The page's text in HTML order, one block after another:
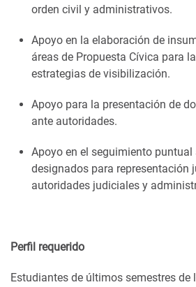
orden civil y administrativos.
Apoyo en la elaboración de
áreas de Propuesta Cívica para
estrategias de visibilización.
Apoyo para la presentación de
ante autoridades.
Apoyo en el seguimiento puntual
designados para representación
autoridades judiciales y
Perfil requerido
Estudiantes de últimos semestres de